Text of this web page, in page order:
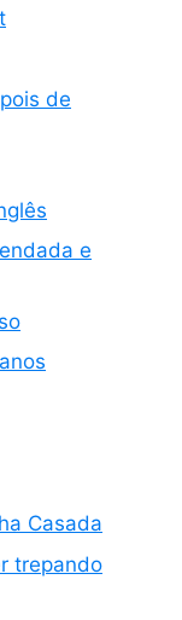
de
e
Casada
trepando